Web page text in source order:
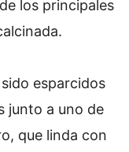
los principales
esparcidos
junto a uno de
que linda con